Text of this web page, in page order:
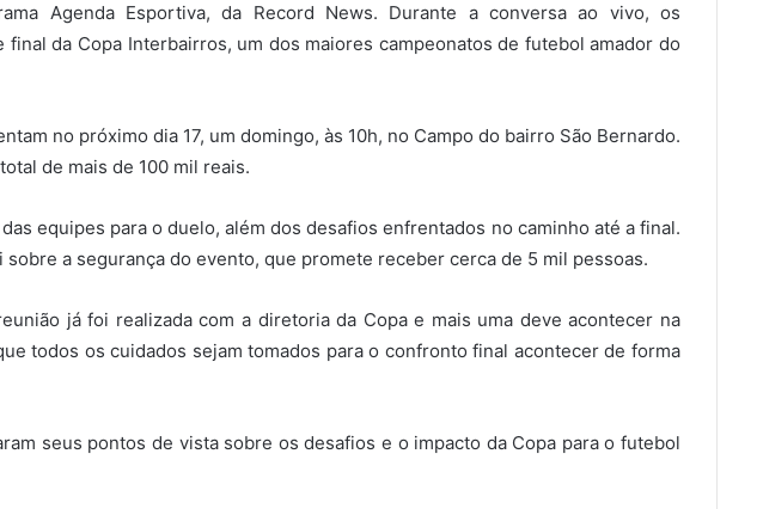
Agenda Esportiva, da Record News. Durante a conversa ao vivo, os
da Copa Interbairros, um dos maiores campeonatos de futebol amador do
no próximo dia 17, um domingo, às 10h, no Campo do bairro São Bernardo.
de mais de 100 mil reais.
equipes para o duelo, além dos desafios enfrentados no caminho até a final.
a segurança do evento, que promete receber cerca de 5 mil pessoas.
já foi realizada com a diretoria da Copa e mais uma deve acontecer na
todos os cuidados sejam tomados para o confronto final acontecer de forma
seus pontos de vista sobre os desafios e o impacto da Copa para o futebol